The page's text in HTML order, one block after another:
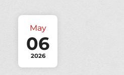
May
06
2026